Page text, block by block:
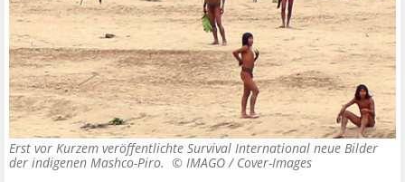
Erst vor Kurzem veröffentlichte Survival International neue Bilder
der indigenen Mashco-Piro. © IMAGO / Cover-Images